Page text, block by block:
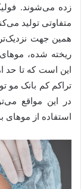
زده می‌شوند.
متفاوتی تولید
همین جهت
ریخته شده،
این است که تا حد
تراکم کم بانک مو
استفاده از موهای